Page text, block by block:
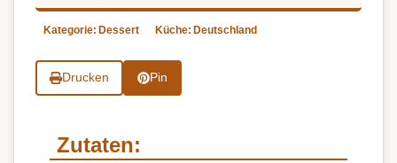
Kategorie: Dessert Küche: Deutschland
Drucken Pin
Zutaten: